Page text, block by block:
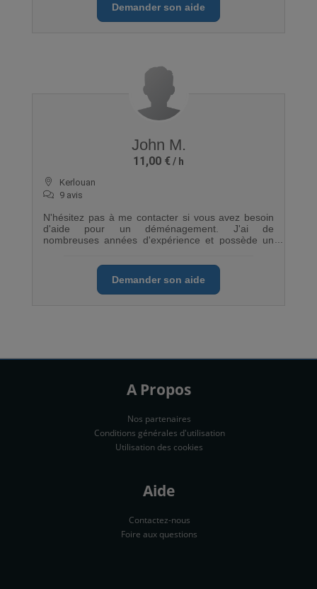
Demander son aide
John M.
11,00 €
Kerlouan
9 avis
N'hésitez pas à me contacter si vous avez besoin
d'aide pour un déménagement. J'ai de
nombreuses années d'expérience et possède un
Demander son aide
A Propos
Nos partenaires
Conditions générales d'utilisation
Utilisation des cookies
Aide
Contactez-nous
Foire aux questions